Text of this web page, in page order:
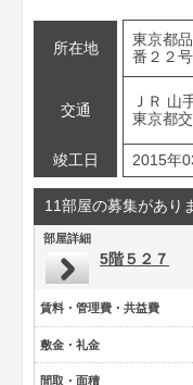
所在地
東京都
番２２号
交通
ＪＲ 山
東京都
竣工日 2015年
11部屋の募集があり
部屋詳細
5階５２７
賃料・管理費・共益費
敷金・礼金
間取・面積